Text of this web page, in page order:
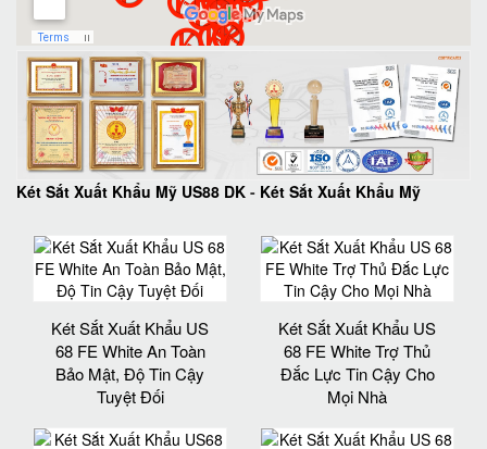
Két Sắt Xuất Khẩu Mỹ US88 DK - Két Sắt Xuất Khẩu Mỹ
Két Sắt Xuất Khẩu US
68 FE White An Toàn
Bảo Mật, Độ Tin Cậy
Tuyệt Đối
Két Sắt Xuất Khẩu US
68 FE White Trợ Thủ
Đắc Lực Tin Cậy Cho
Mọi Nhà